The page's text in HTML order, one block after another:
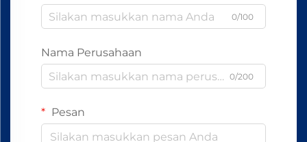
0/100
Nama Perusahaan
0/200
Pesan